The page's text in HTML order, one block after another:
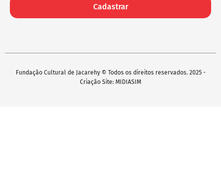
Cadastrar
Fundação Cultural de Jacarehy © Todos os direitos reservados. 2025 -
Criação Site: MIDIASIM